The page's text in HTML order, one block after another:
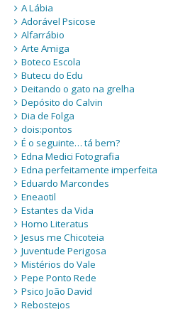
A Lábia
Adorável Psicose
Alfarrábio
Arte Amiga
Boteco Escola
Butecu do Edu
Deitando o gato na grelha
Depósito do Calvin
Dia de Folga
dois:pontos
É o seguinte… tá bem?
Edna Medici Fotografia
Edna perfeitamente imperfeita
Eduardo Marcondes
Eneaotil
Estantes da Vida
Homo Literatus
Jesus me Chicoteia
Juventude Perigosa
Mistérios do Vale
Pepe Ponto Rede
Psico João David
Rebostejos